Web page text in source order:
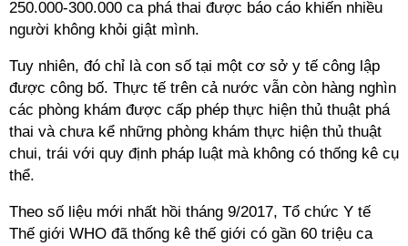
250.000-300.000 ca phá thai được báo cáo khiến nhiều
người không khỏi giật mình.
Tuy nhiên, đó chỉ là con số tại một cơ sở y tế công lập
được công bố. Thực tế trên cả nước vẫn còn hàng nghìn
các phòng khám được cấp phép thực hiện thủ thuật phá
thai và chưa kể những phòng khám thực hiện thủ thuật
chui, trái với quy định pháp luật mà không có thống kê cụ
thể.
Theo số liệu mới nhất hồi tháng 9/2017, Tổ chức Y tế
Thế giới WHO đã thống kê thế giới có gần 60 triệu ca